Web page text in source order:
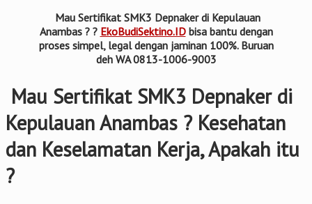
Mau Sertifikat SMK3 Depnaker di Kepulauan
Anambas ? ? EkoBudiSektino.IDbisa bantu dengan
proses simpel, legal dengan jaminan 100%. Buruan
deh WA 0813-1006-9003
Mau Sertifikat SMK3 Depnaker di
Kepulauan Anambas ? Kesehatan
dan Keselamatan Kerja, Apakah itu
?